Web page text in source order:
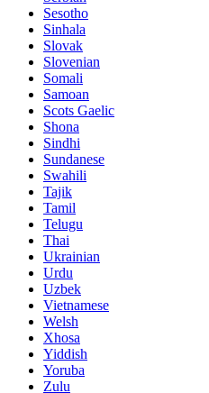
Sesotho
Sinhala
Slovak
Slovenian
Somali
Samoan
Scots Gaelic
Shona
Sindhi
Sundanese
Swahili
Tajik
Tamil
Telugu
Thai
Ukrainian
Urdu
Uzbek
Vietnamese
Welsh
Xhosa
Yiddish
Yoruba
Zulu